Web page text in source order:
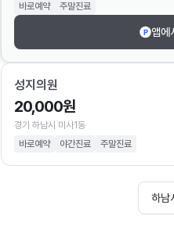
바로예약
주말진료
앱에
성지의원
20,000원
경기 하남시 미사1동
바로예약
야간진료 주말진료
하남